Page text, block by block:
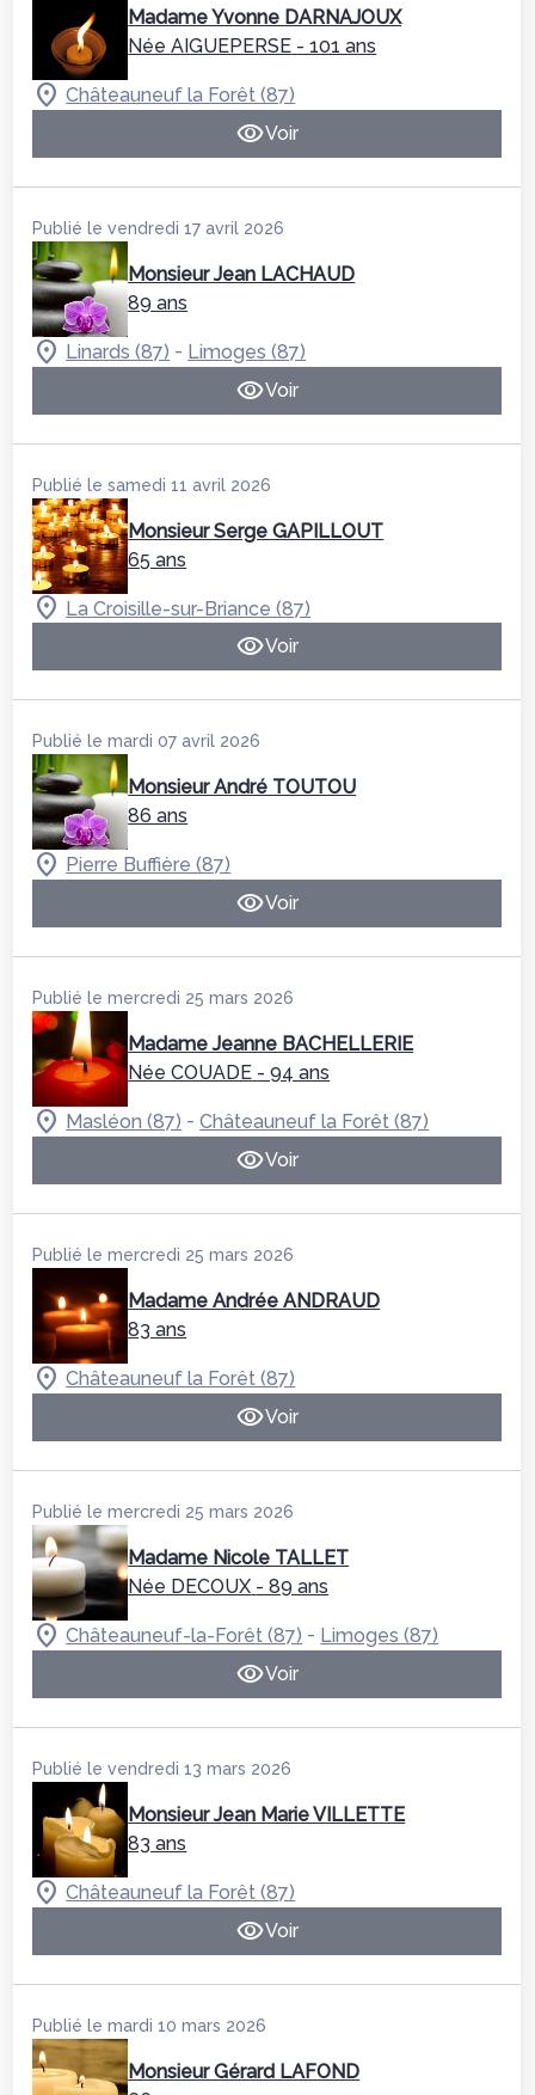
Madame Yvonne DARNAJOUX
Née AIGUEPERSE - 101 ans
Châteauneuf la Forêt (87)
Voir
Publié le vendredi 17 avril 2026
Monsieur Jean LACHAUD
89 ans
Linards (87) - Limoges (87)
Voir
Publié le samedi 11 avril 2026
Monsieur Serge GAPILLOUT
65 ans
La Croisille-sur-Briance (87)
Voir
Publié le mardi 07 avril 2026
Monsieur André TOUTOU
86 ans
Pierre Buffière (87)
Voir
Publié le mercredi 25 mars 2026
Madame Jeanne BACHELLERIE
Née COUADE - 94 ans
Masléon (87) -Châteauneuf la Forêt (87)
Voir
Publié le mercredi 25 mars 2026
Madame Andrée ANDRAUD
83 ans
Châteauneuf la Forêt (87)
Voir
Publié le mercredi 25 mars 2026
Madame Nicole TALLET
Née DECOUX - 89 ans
Châteauneuf-la-Forêt (87) - Limoges (87)
Voir
Publié le vendredi 13 mars 2026
Monsieur Jean Marie VILLETTE
83 ans
Châteauneuf la Forêt (87)
Voir
Publié le mardi 10 mars 2026
Monsieur Gérard LAFOND